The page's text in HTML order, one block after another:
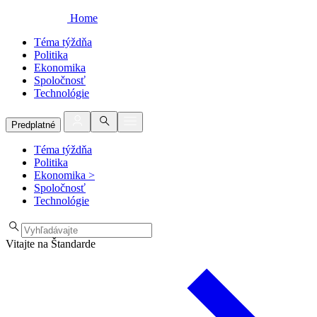
Home
Téma týždňa
Politika
Ekonomika
Spoločnosť
Technológie
Predplatné
Téma týždňa
Politika
Ekonomika >
Spoločnosť
Technológie
Vitajte na Štandarde